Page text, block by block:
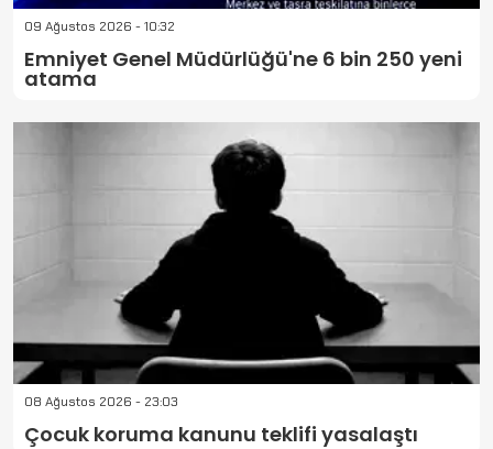
09 Ağustos 2026 - 10:32
Emniyet Genel Müdürlüğü'ne 6 bin 250 yeni
atama
08 Ağustos 2026 - 23:03
Çocuk koruma kanunu teklifi yasalaştı